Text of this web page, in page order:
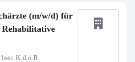
(m/w/d) für
Rehabilitative
K.d.ö.R.